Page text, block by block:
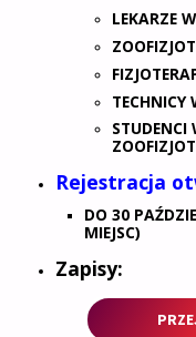
LEKARZE
TECHNICY
STUDENCI
Rejestracja
DO 30
MIEJSC)
Zapisy: